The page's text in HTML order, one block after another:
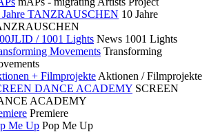
Jahre TANZRAUSCHEN 10 Jahre
/ 1001 Lights News 1001 Lights
Movements Transforming
+ Filmprojekte Aktionen / Filmprojekte
DANCE ACADEMY SCREEN
ACADEMY
Premiere
Me Up Pop Me Up